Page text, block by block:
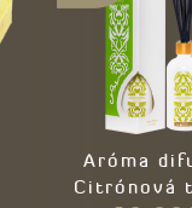
Aróma
Citrónová